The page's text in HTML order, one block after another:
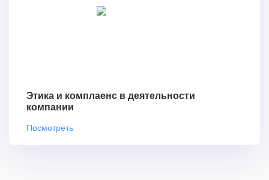
Этика и комплаенс в деятельности
компании
Посмотреть